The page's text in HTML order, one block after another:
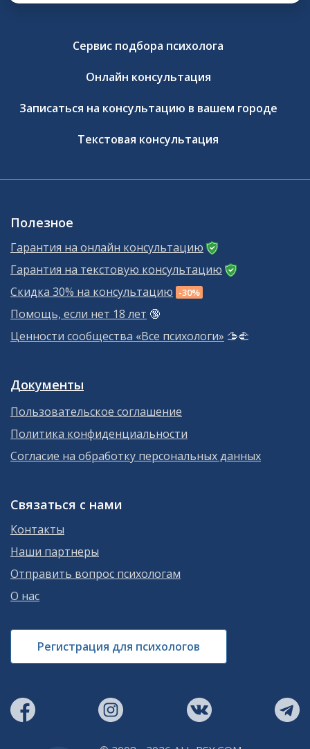
Сервис подбора психолога
Онлайн консультация
Записаться на консультацию в вашем городе
Текстовая консультация
Полезное
Гарантия на онлайн консультацию
Гарантия на текстовую консультацию
Скидка 30% на консультацию -30%
Помощь, если нет 18 лет 🔞
Ценности сообщества «Все психологи» 🫱‍🫲
Документы
Пользовательское соглашение
Политика конфиденциальности
Согласие на обработку персональных данных
Связаться с нами
Контакты
Наши партнеры
Отправить вопрос психологам
О нас
Регистрация для психологов